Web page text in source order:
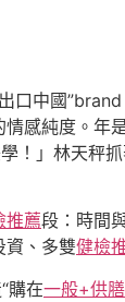
口中國
感純度。年
！」林天秤
推薦段：時間
資、多雙健檢
購在一般+供